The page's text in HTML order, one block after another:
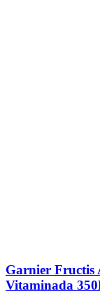
Garnier Fructis
Vitaminada